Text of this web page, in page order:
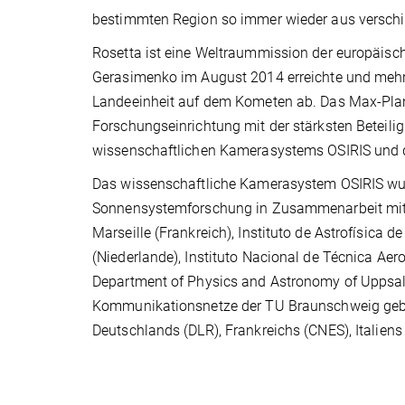
bestimmten Region so immer wieder aus
Rosetta ist eine Weltraummission der
Gerasimenko im August 2014 erreichte und
Landeeinheit auf dem Kometen ab. Das Max-
Forschungseinrichtung mit der stärksten
wissenschaftlichen Kamerasystems OSIRIS
Das wissenschaftliche Kamerasystem OSIRIS
Sonnensystemforschung in Zusammenarbeit
Marseille (Frankreich), Instituto de Astrofísica
(Niederlande), Instituto Nacional de Técnica
Department of Physics and Astronomy of
Kommunikationsnetze der TU Braunschweig
Deutschlands (DLR), Frankreichs (CNES),